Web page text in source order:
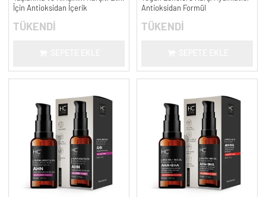
İçin Antioksidan İçerik
TÜKENDİ
ml.
Antioksidan Formül
TÜKENDİ